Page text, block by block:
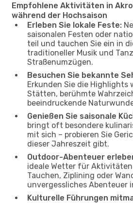
Empfohlene Aktivitäten in
während der Hochsaison
Erleben Sie lokale Feste:
saisonalen Festen oder
teil und tauchen Sie ein in
traditioneller Musik und
Straßenumzügen.
Besuchen Sie bekannte
Erkunden Sie die Highlights
Stätten, berühmte
beeindruckende
Genießen Sie saisonale
bringt oft besondere
mit sich – probieren Sie
dieser Jahreszeit gibt.
Outdoor-Abenteuer
ideale Wetter für
Tauchen, Ziplining oder
unvergessliches Abenteuer
Kulturelle Führungen